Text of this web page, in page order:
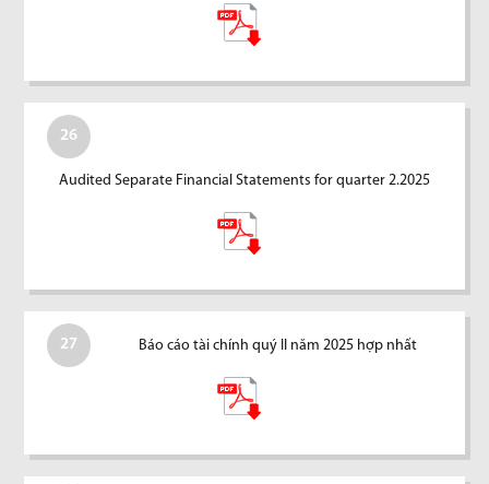
26
Audited Separate Financial Statements for quarter 2.2025
27 Báo cáo tài chính quý II năm 2025 hợp nhất